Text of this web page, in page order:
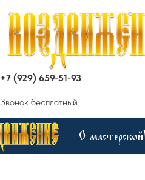
+7 (929) 659-51-93
Звонок бесплатный
О мастерской